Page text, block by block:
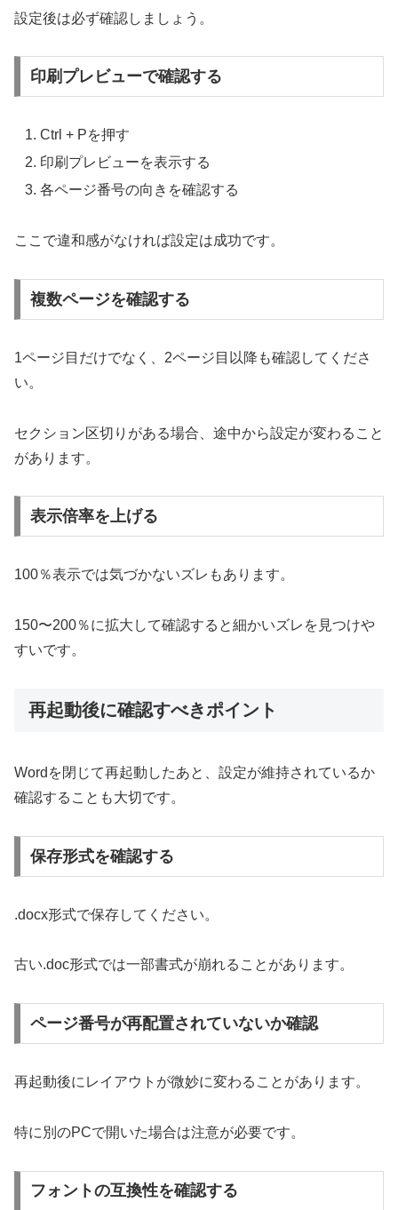
設定後は必ず確認しましょう。
印刷プレビューで確認する
Ctrl + Pを押す
印刷プレビューを表示する
各ページ番号の向きを確認する
ここで違和感がなければ設定は成功です。
複数ページを確認する
1ページ目だけでなく、2ページ目以降も確認してくださ
い。
セクション区切りがある場合、途中から設定が変わること
があります。
表示倍率を上げる
100％表示では気づかないズレもあります。
150〜200％に拡大して確認すると細かいズレを見つけや
すいです。
再起動後に確認すべきポイント
Wordを閉じて再起動したあと、設定が維持されているか
確認することも大切です。
保存形式を確認する
.docx形式で保存してください。
古い.doc形式では一部書式が崩れることがあります。
ページ番号が再配置されていないか確認
再起動後にレイアウトが微妙に変わることがあります。
特に別のPCで開いた場合は注意が必要です。
フォントの互換性を確認する